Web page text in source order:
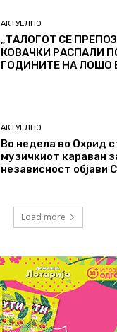
АКТУЕЛНО
„ТАЛОГОТ СЕ
КОВАЧКИ РАСПАЛИ
ГОДИНИТЕ НА ЛОШО
АКТУЕЛНО
Во недела во Охрид
музичкиот караван
независност објави
Load more